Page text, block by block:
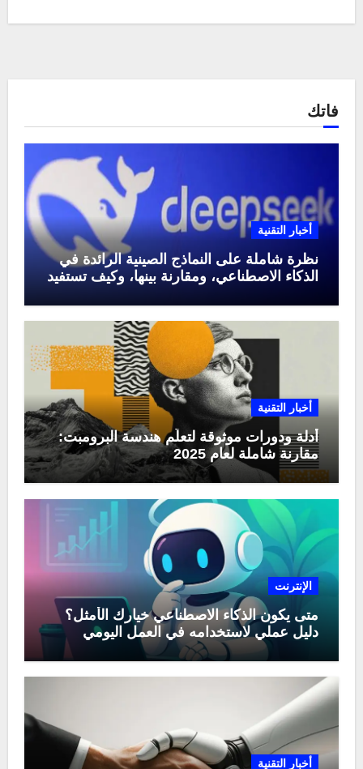
فاتك
أخبار التقنية
نظرة شاملة على النماذج الصينية الرائدة في
الذكاء الاصطناعي، ومقارنة بينها، وكيف تستفيد
أخبار التقنية
أدلة ودورات موثوقة لتعلّم هندسة البرومبت:
مقارنة شاملة لعام 2025
الإنترنت
متى يكون الذكاء الاصطناعي خيارك الأمثل؟
دليل عملي لاستخدامه في العمل اليومي
أخبار التقنية